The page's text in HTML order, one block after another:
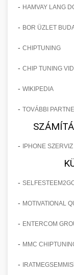
- HAMVAY LANG
- BOR ÜZLET
- CHIPTUNING
- CHIP TUNING
- WIKIPEDIA
- TOVÁBBI
- IPHONE SZERVIZ
-
- MOTIVATIONAL
- ENTERCOM
- MMC
-